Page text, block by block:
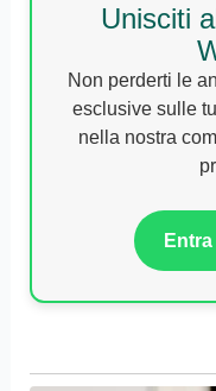
Unisciti
Non perderti le
esclusive sulle
nella nostra